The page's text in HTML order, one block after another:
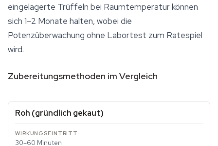
eingelagerte Trüffeln bei Raumtemperatur können
sich 1–2 Monate halten, wobei die
Potenzüberwachung ohne Labortest zum Ratespiel
wird.
Zubereitungsmethoden im Vergleich
Roh (gründlich gekaut)
30–60 Minuten